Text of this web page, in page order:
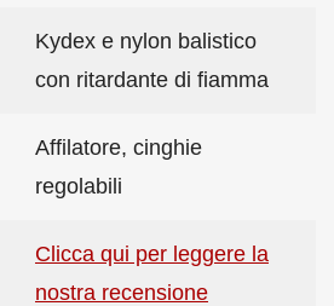
Kydex e nylon balistico
con ritardante di fiamma
Affilatore, cinghie
regolabili
Clicca qui per leggere la
nostra recensione